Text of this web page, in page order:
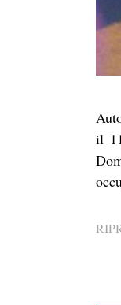
il